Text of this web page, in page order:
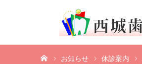
お知らせ 休診案内